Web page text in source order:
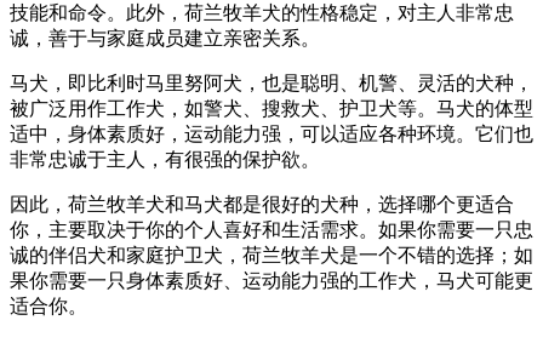
技能和命令。此外，荷兰牧羊犬的性格稳定，对主人非常忠
诚，善于与家庭成员建立亲密关系。
马犬，即比利时马里努阿犬，也是聪明、机警、灵活的犬种，
被广泛用作工作犬，如警犬、搜救犬、护卫犬等。马犬的体型
适中，身体素质好，运动能力强，可以适应各种环境。它们也
非常忠诚于主人，有很强的保护欲。
因此，荷兰牧羊犬和马犬都是很好的犬种，选择哪个更适合
你，主要取决于你的个人喜好和生活需求。如果你需要一只忠
诚的伴侣犬和家庭护卫犬，荷兰牧羊犬是一个不错的选择；如
果你需要一只身体素质好、运动能力强的工作犬，马犬可能更
适合你。